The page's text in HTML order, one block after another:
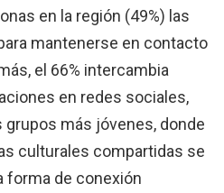
en la región (49%) las
mantenerse en contacto
el 66% intercambia
en redes sociales,
más jóvenes, donde
culturales compartidas se
forma de conexión